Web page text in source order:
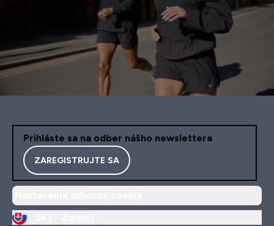
Prihláste sa na odber nášho newslettera
ZAREGISTRUJTE SA